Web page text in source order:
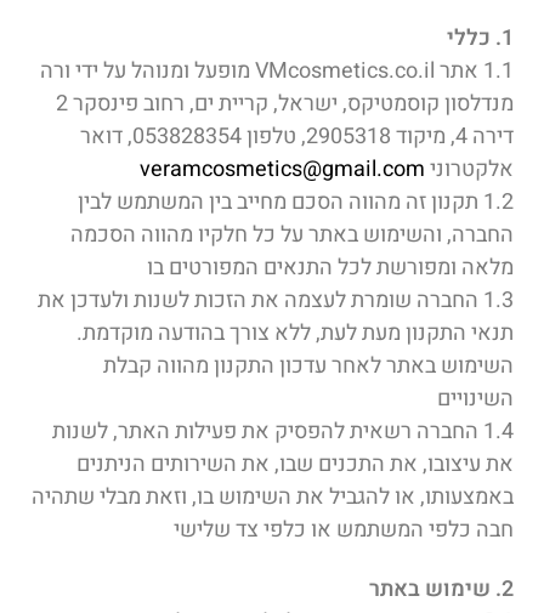
1. כללי
1.1 אתר VMcosmetics.co.il מופעל ומנוהל על ידי ורה
מנדלסון קוסמטיקס, ישראל, קריית ים, רחוב פינסקר 2
דירה 4, מיקוד 2905318, טלפון 053828354, דואר
אלקטרוניveramcosmetics@gmail.com
1.2 תקנון זה מהווה הסכם מחייב בין המשתמש לבין
החברה, והשימוש באתר על כל חלקיו מהווה הסכמה
מלאה ומפורשת לכל התנאים המפורטים בו
1.3 החברה שומרת לעצמה את הזכות לשנות ולעדכן את
תנאי התקנון מעת לעת, ללא צורך בהודעה מוקדמת.
השימוש באתר לאחר עדכון התקנון מהווה קבלת
השינויים
1.4 החברה רשאית להפסיק את פעילות האתר, לשנות
את עיצובו, את התכנים שבו, את השירותים הניתנים
באמצעותו, או להגביל את השימוש בו, וזאת מבלי שתהיה
חבה כלפי המשתמש או כלפי צד שלישי
2. שימוש באתר